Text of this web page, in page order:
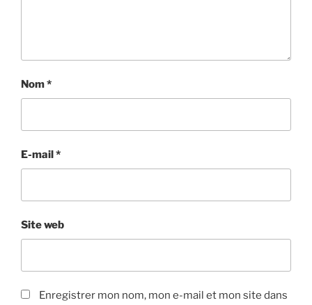
Nom*
E-mail*
Site web
Enregistrer mon nom, mon e-mail et mon site dans